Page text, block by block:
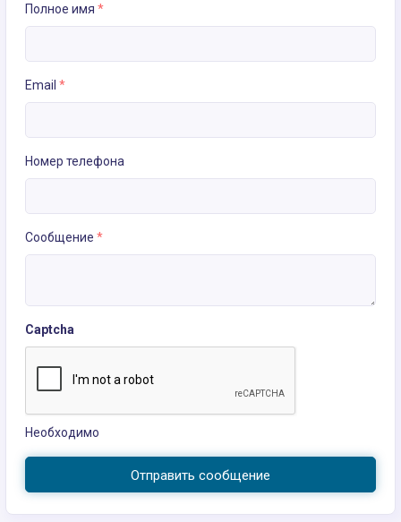
Полное имя *
Email *
Номер телефона
Сообщение *
Captcha
Необходимо
Отправить сообщение